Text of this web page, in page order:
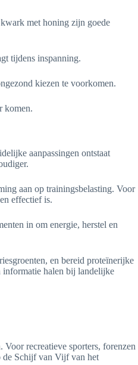
met honing zijn goede
tijdens inspanning.
kiezen te voorkomen.
komen.
aanpassingen ontstaat
aan op trainingsbelasting. Voor
effectief is.
in om energie, herstel en
en bereid proteïnerijke
informatie halen bij landelijke
recreatieve sporters, forenzen
de Schijf van Vijf van het